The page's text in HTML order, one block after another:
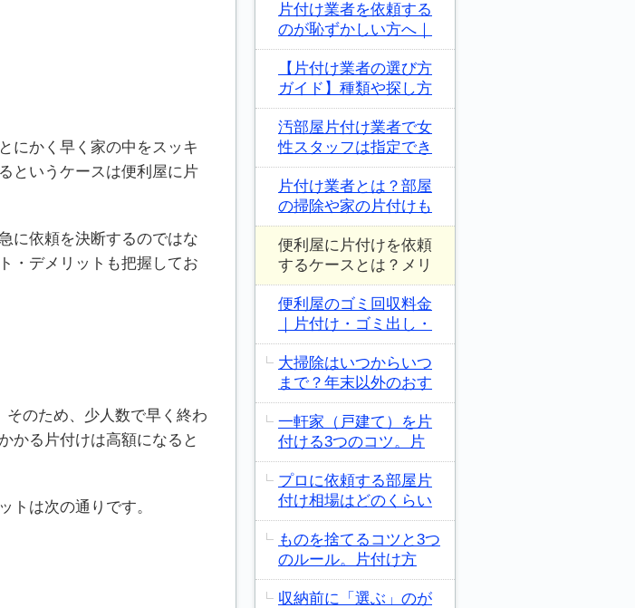
にかく早く家の中をスッキ
というケースは便利屋に片
に依頼を決断するのではな
・デメリットも把握してお
のため、少人数で早く終わ
かる片付けは高額になると
トは次の通りです。
片付け業者を依頼する
のが恥ずかしい方へ｜
【片付け業者の選び方
ガイド】種類や探し方
汚部屋片付け業者で女
性スタッフは指定でき
片付け業者とは？部屋
の掃除や家の片付けも
便利屋に片付けを依頼
するケースとは？メリ
便利屋のゴミ回収料金
｜片付け・ゴミ出し・
大掃除はいつからいつ
まで？年末以外のおす
一軒家（戸建て）を片
付ける3つのコツ。片
プロに依頼する部屋片
付け相場はどのくらい
ものを捨てるコツと3つ
のルール。片付け方
収納前に「選ぶ」のが